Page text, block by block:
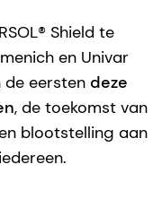
Shield te
en Univar
de eersten deze
, de toekomst van
blootstelling aan